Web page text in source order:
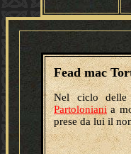
Fead mac
Nel ciclo
Partoloniania
prese da lui il